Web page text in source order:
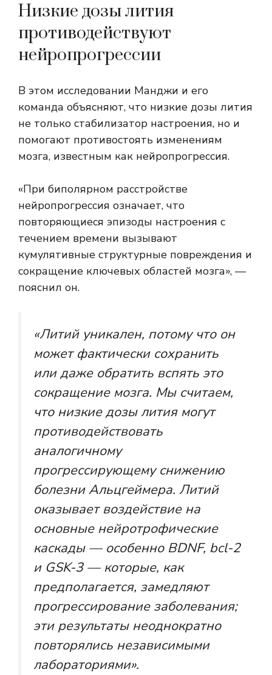
Низкие дозы лития
противодействуют
нейропрогрессии
В этом исследовании Манджи и его
команда объясняют, что низкие дозы лития
не только стабилизатор настроения, но и
помогают противостоять изменениям
мозга, известным как нейропрогрессия.
«При биполярном расстройстве
нейропрогрессия означает, что
повторяющиеся эпизоды настроения с
течением времени вызывают
кумулятивные структурные повреждения и
сокращение ключевых областей мозга», —
пояснил он.
«Литий уникален, потому что он
может фактически сохранить
или даже обратить вспять это
сокращение мозга. Мы считаем,
что низкие дозы лития могут
противодействовать
аналогичному
прогрессирующему снижению
болезни Альцгеймера. Литий
оказывает воздействие на
основные нейротрофические
каскады — особенно BDNF, bcl-2
и GSK-3 — которые, как
предполагается, замедляют
прогрессирование заболевания;
эти результаты неоднократно
повторялись независимыми
лабораториями».